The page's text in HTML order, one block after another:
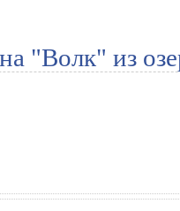
"Волк" из